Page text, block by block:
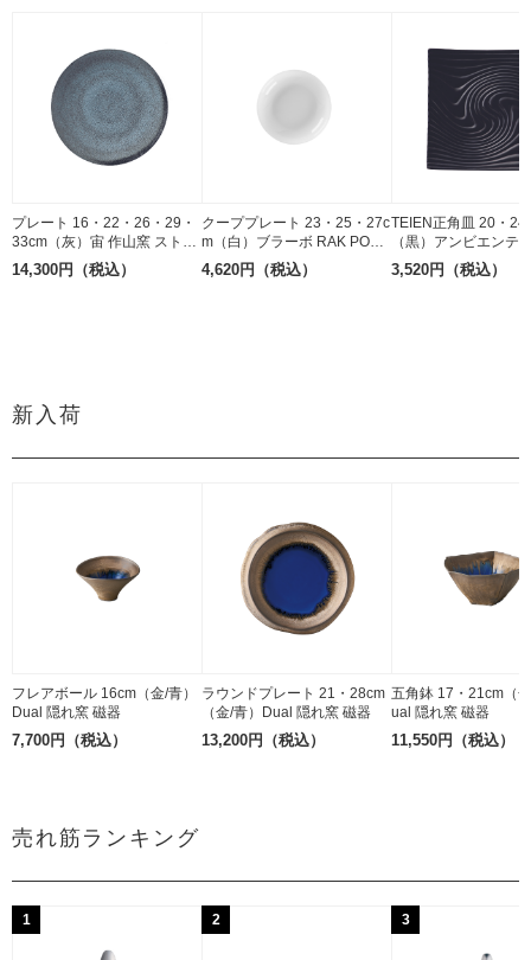
プレート 16・22・26・29・
33cm（灰）宙 作山窯 ストー
ンウェア 美濃焼
14,300円（税込）
クーププレート 23・25・27c
m（白）ブラーボ RAK PORC
ELAIN ボーンチャイナ
4,620円（税込）
TEIEN正角皿 20・24
（黒）アンビエンテ
E ストーンウェア
3,520円（税込）
新入荷
フレアボール 16cm（金/青）
Dual 隠れ窯 磁器
7,700円（税込）
ラウンドプレート 21・28cm
（金/青）Dual 隠れ窯 磁器
13,200円（税込）
五角鉢 17・21cm（
ual 隠れ窯 磁器
11,550円（税込）
売れ筋ランキング
1 2 3